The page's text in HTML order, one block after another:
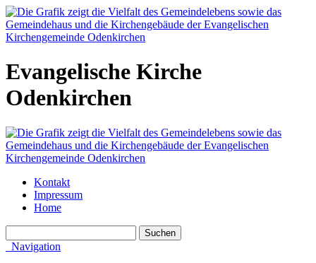
Evangelische Kirche
Odenkirchen
Kontakt
Impressum
Home
Navigation